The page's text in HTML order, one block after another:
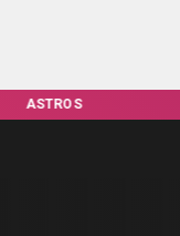
ASTROS